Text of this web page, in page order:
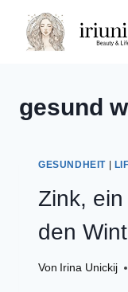
Inhalt
springen
gesund
GESUNDHEIT|
Zink,
den
Von Irina Unickij